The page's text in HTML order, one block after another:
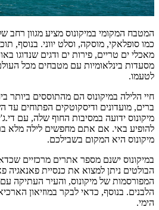
המטבח המקומי במיקונוס מציע מגוון רחב
כמו סופלאקי, מוסקה, וסלט יווני. בנוסף,
מאכלי ים טריים, פירות ים ודגים שנדוגו
מסעדות בינלאומיות עם מטבחים מכל
לטעמו.
חיי הלילה במיקונוס הם מהתוססים ביותר
ברים, מועדונים ודיסקוטקים הפתוחים
מיקונוס ידועה במסיבות החוף שלה, עם
להופיע באי. אם אתם מחפשים לילה מלא
מיקונוס היא המקום בשבילכם.
במיקונוס ישנם מספר אתרים מרכזיים
הבולטים ניתן למצוא את כנסיית פאנאגיה
המפורסמות של מיקונוס, והעיר העתיקה
הלבנים. בנוסף, כדאי לבקר במוזיאון
הימי.